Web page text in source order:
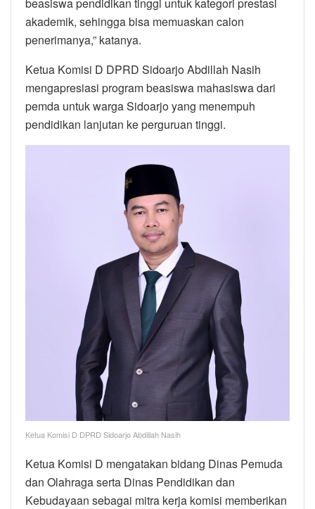
akademik, sehingga bisa memuaskan calon
penerimanya,” katanya.
Ketua Komisi D DPRD Sidoarjo Abdillah Nasih
mengapresiasi program beasiswa mahasiswa dari
pemda untuk warga Sidoarjo yang menempuh
pendidikan lanjutan ke perguruan tinggi.
Ketua Komisi D DPRD Sidoarjo Abdillah Nasih
Ketua Komisi D mengatakan bidang Dinas Pemuda
dan Olahraga serta Dinas Pendidikan dan
Kebudayaan sebagai mitra kerja komisi memberikan